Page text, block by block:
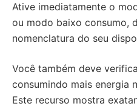
Ative imediatamente o
ou modo baixo consumo,
nomenclatura do seu
Você também deve
consumindo mais energia
Este recurso mostra